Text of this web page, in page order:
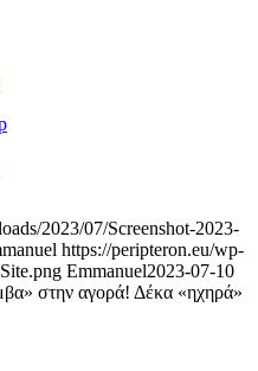
2023/07/Screenshot-2023-
https://peripteron.eu/wp-
Emmanuel2023-07-10
στην αγορά! Δέκα «ηχηρά»